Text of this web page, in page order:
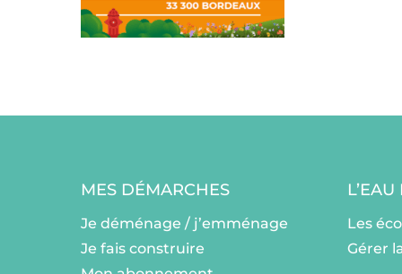
MES DÉMARCHES
Je déménage / j’emménage
Je fais construire
Les
Gérer